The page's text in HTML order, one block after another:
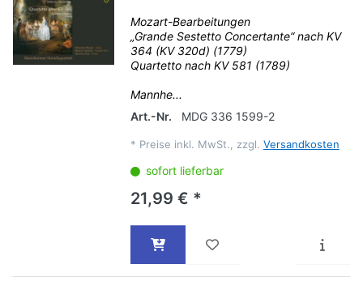
Mozart-Bearbeitungen
„Grande Sestetto Concertante“ nach KV
364 (KV 320d) (1779)
Quartetto nach KV 581 (1789)
Mannhe...
Art.-Nr.
MDG 336 1599-2
* Preise inkl. MwSt., zzgl. Versandkosten
sofort lieferbar
21,99 € *